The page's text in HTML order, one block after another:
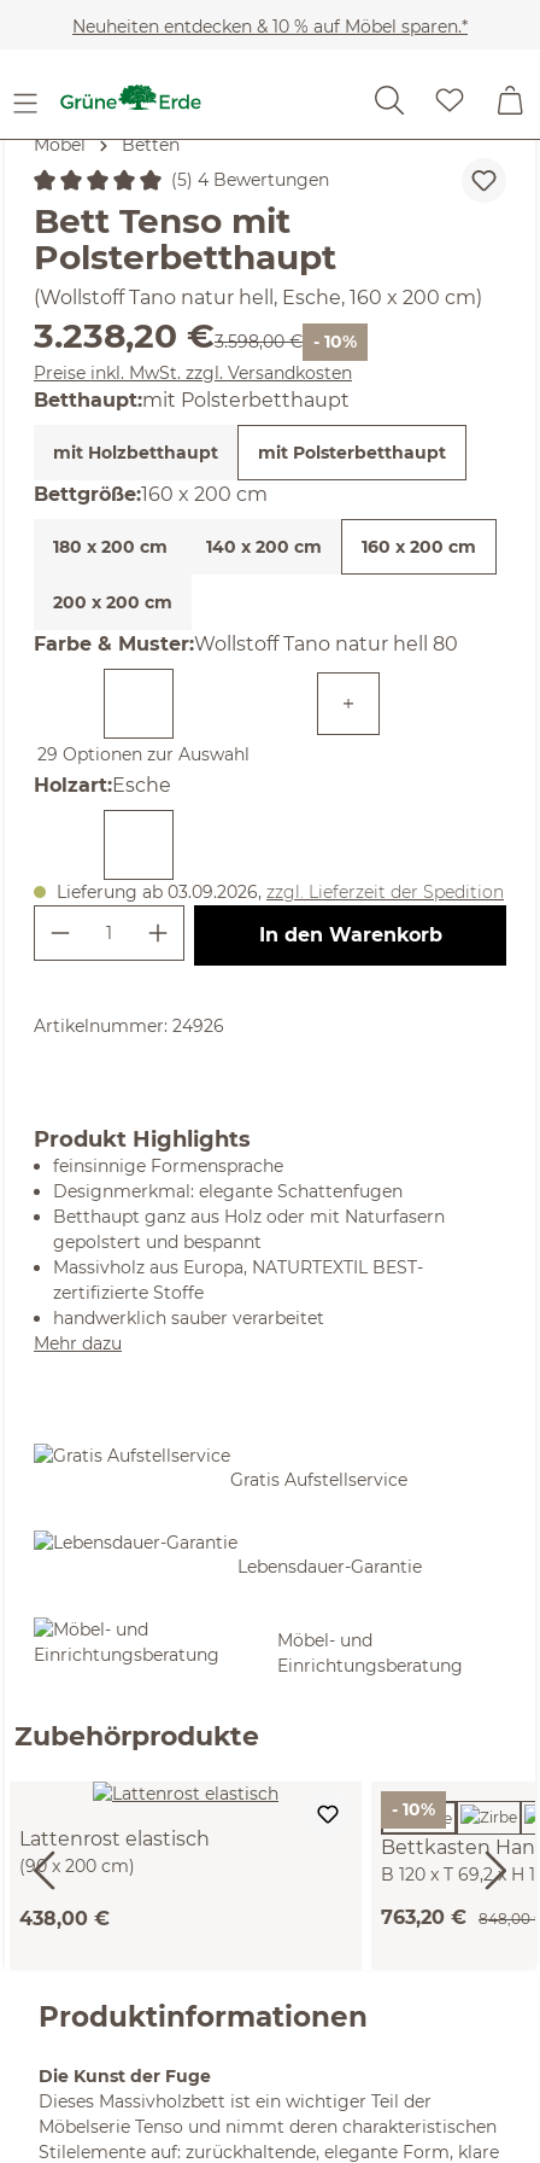
Zum Hauptinhalt springen
Neuheiten entdecken & 10 % auf Möbel sparen.*
Möbel Betten
Durchschnittliche Bewertung von 5 von 5 Sternen
(5) 4 Bewertungen
Bett Tenso mit
Polsterbetthaupt
(Wollstoff Tano natur hell, Esche, 160 x 200 cm)
Verkaufspreis:
3.238,20 €Regulärer Preis:
3.598,00 € - 10%
Preise inkl. MwSt. zzgl. Versandkosten
Betthaupt:mit Polsterbetthaupt
mit Holzbetthaupt mit Polsterbetthaupt
Bettgrößeauswählen
:160 x 200 cm
180 x 200 cm 140 x 200 cm 160 x 200 cm
200 x 200 cm
Farbe & Musterauswählen
:Wollstoff Tano natur hell 80
29 Optionen zur Auswahl
Holzartauswählen
:Esche
Lieferung ab 03.09.2026, zzgl. Lieferzeit der Spedition
Produkt Anzahl: Gib den
In den Warenkorb
Artikelnummer: 24926
Produkt Highlights
feinsinnige Formensprache
Designmerkmal: elegante Schattenfugen
Betthaupt ganz aus Holz oder mit Naturfasern
gepolstert und bespannt
Massivholz aus Europa, NATURTEXTIL BEST-
zertifizierte Stoffe
handwerklich sauber verarbeitet
Mehr dazu
Gratis Aufstellservice
Lebensdauer-Garantie
Möbel- und
Einrichtungsberatung
Zubehörprodukte
Lattenrost elastisch
(90 x 200 cm)
438,00 €
- 10%
Bettkasten
B 120 x T 69,2 x H
763,20 € 848,00
Produktinformationen
Die Kunst der Fuge
Dieses Massivholzbett ist ein wichtiger Teil der
Möbelserie Tenso und nimmt deren charakteristischen
Stilelemente auf: zurückhaltende, elegante Form, klare